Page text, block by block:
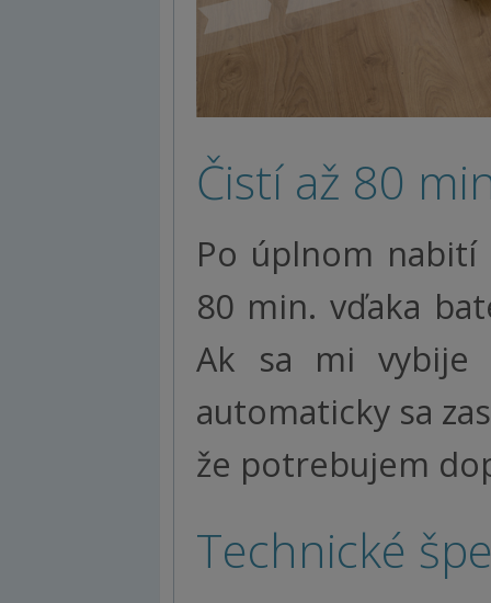
Čistí až 80
Po úplnom nabití
80 min. vďaka
Ak sa mi vybije
automaticky sa
že potrebujem
Technické